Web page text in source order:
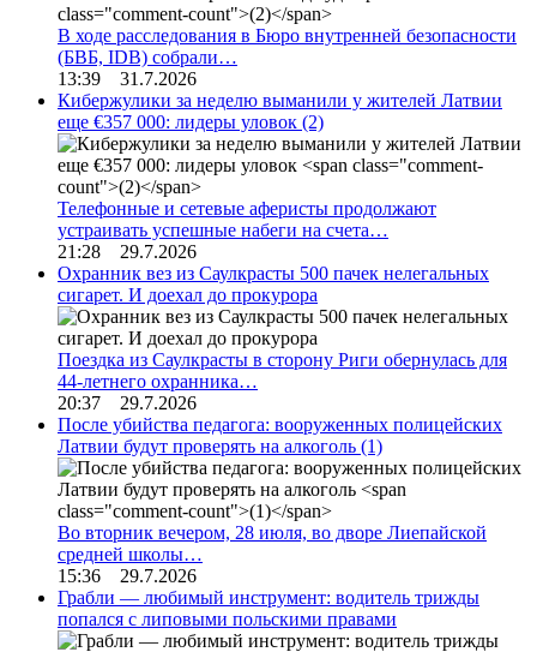
В ходе расследования в Бюро внутренней безопасности
(БВБ, IDB) собрали…
13:39 31.7.2026
Кибержулики за неделю выманили у жителей Латвии
еще €357 000: лидеры уловок (2)
Телефонные и сетевые аферисты продолжают
устраивать успешные набеги на счета…
21:28 29.7.2026
Охранник вез из Саулкрасты 500 пачек нелегальных
сигарет. И доехал до прокурора
Поездка из Саулкрасты в сторону Риги обернулась для
44-летнего охранника…
20:37 29.7.2026
После убийства педагога: вооруженных полицейских
Латвии будут проверять на алкоголь (1)
Во вторник вечером, 28 июля, во дворе Лиепайской
средней школы…
15:36 29.7.2026
Грабли — любимый инструмент: водитель трижды
попался с липовыми польскими правами